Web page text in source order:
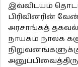
இவ்விடயம்
பிரிவினரின்
அரசாங்கத்
நாயகம் நாலக